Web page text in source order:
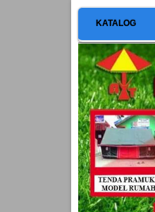
KATALOG